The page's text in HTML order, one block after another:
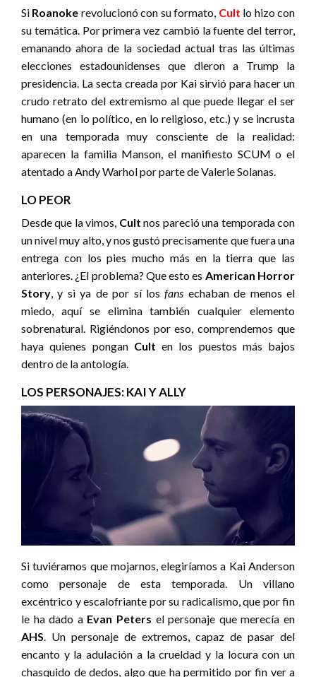
Si Roanoke revolucionó con su formato, Cult lo hizo con
su temática. Por primera vez cambió la fuente del terror,
emanando ahora de la sociedad actual tras las últimas
elecciones estadounidenses que dieron a Trump la
presidencia. La secta creada por Kai sirvió para hacer un
crudo retrato del extremismo al que puede llegar el ser
humano (en lo político, en lo religioso, etc.) y se incrusta
en una temporada muy consciente de la realidad:
aparecen la familia Manson, el manifiesto SCUM o el
atentado a Andy Warhol por parte de Valerie Solanas.
LO PEOR
Desde que la vimos, Cult nos pareció una temporada con
un nivel muy alto, y nos gustó precisamente que fuera una
entrega con los pies mucho más en la tierra que las
anteriores. ¿El problema? Que esto es American Horror
Story , y si ya de por sí losfans echaban de menos el
miedo, aquí se elimina también cualquier elemento
sobrenatural. Rigiéndonos por eso, comprendemos que
haya quienes pongan Cult en los puestos más bajos
dentro de la antología.
LOS PERSONAJES: KAI Y ALLY
Si tuviéramos que mojarnos, elegiríamos a Kai Anderson
como personaje de esta temporada. Un villano
excéntrico y escalofriante por su radicalismo, que por fin
le ha dado a Evan Peters el personaje que merecía en
AHS . Un personaje de extremos, capaz de pasar del
encanto y la adulación a la crueldad y la locura con un
chasquido de dedos, algo que ha permitido por fin ver a